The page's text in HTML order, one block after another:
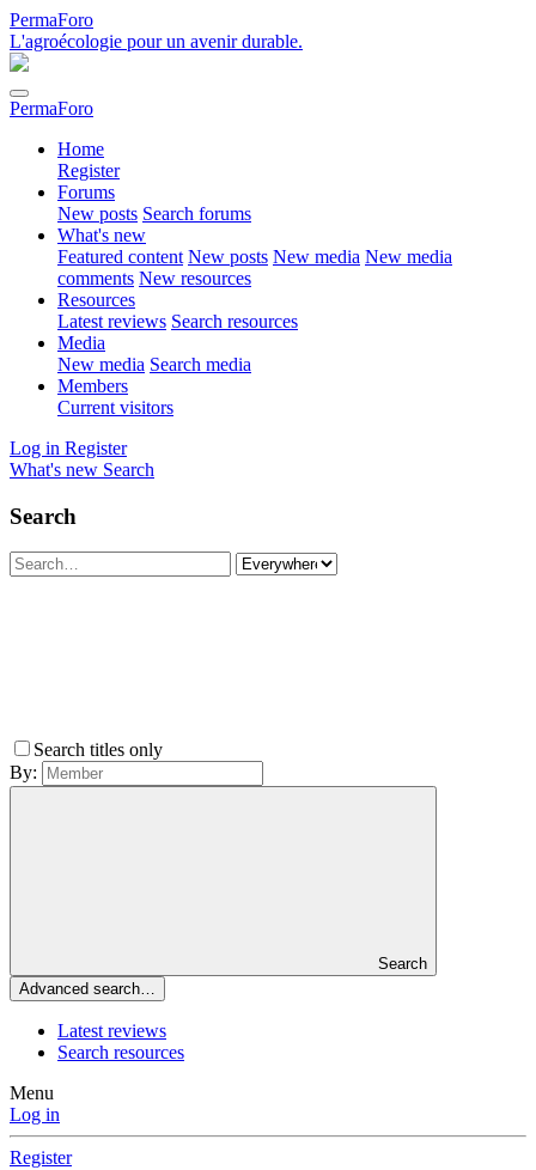
PermaForo
L'agroécologie pour un avenir durable.
PermaForo
Home
Register
Forums
New posts Search forums
What's new
Featured content New posts New media New media
comments New resources
Resources
Latest reviews Search resources
Media
New media Search media
Members
Current visitors
Log in Register
What's new Search
Search
Search titles only
By:
Search
Advanced search…
Latest reviews
Search resources
Menu
Log in
Register